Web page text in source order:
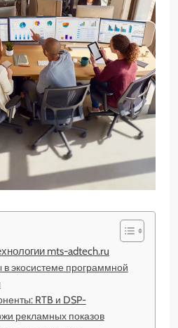
mts-adtech.ru
экосистеме программной
RTB и DSP-
рекламных показов